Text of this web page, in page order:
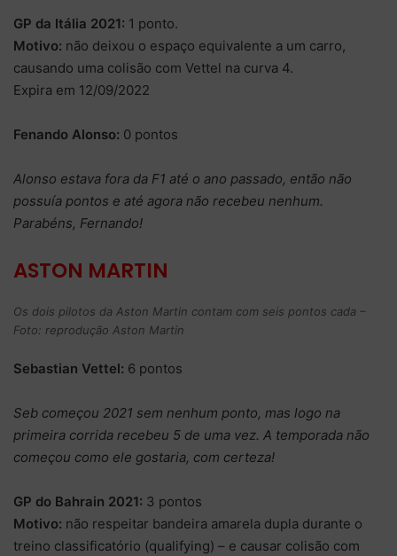
GP da Itália 2021: 1 ponto.
Motivo: não deixou o espaço equivalente a um carro,
causando uma colisão com Vettel na curva 4.
Expira em 12/09/2022
Fenando Alonso: 0 pontos
Alonso estava fora da F1 até o ano passado, então não
possuía pontos e até agora não recebeu nenhum.
Parabéns, Fernando!
ASTON MARTIN
Os dois pilotos da Aston Martin contam com seis pontos cada –
Foto: reprodução Aston Martin
Sebastian Vettel: 6 pontos
Seb começou 2021 sem nenhum ponto, mas logo na
primeira corrida recebeu 5 de uma vez. A temporada não
começou como ele gostaria, com certeza!
GP do Bahrain 2021: 3 pontos
Motivo: não respeitar bandeira amarela dupla durante o
treino classificatório (qualifying) – e causar colisão com